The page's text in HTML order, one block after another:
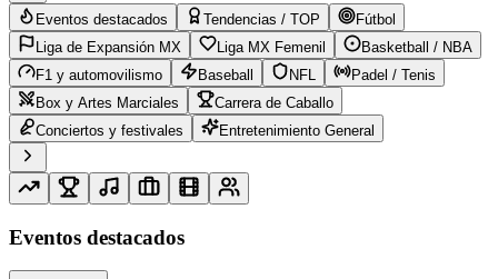
Eventos destacados Tendencias / TOP
Fútbol
Liga de Expansión MX
Liga MX Femenil
Basketball / NBA
F1 y automovilismo
Baseball NFL
Padel / Tenis
Box y Artes Marciales
Carrera de Caballo
Conciertos y festivales
Entretenimiento General
Eventos destacados